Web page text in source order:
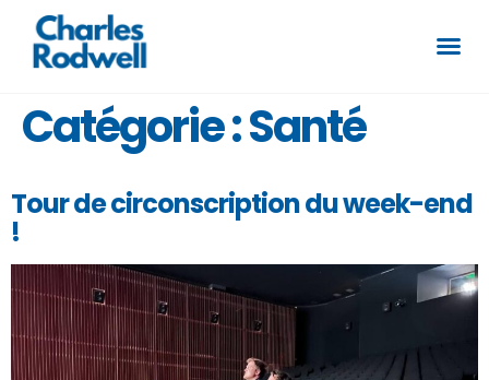
Catégorie :Santé
Tour de circonscription du week-end
!